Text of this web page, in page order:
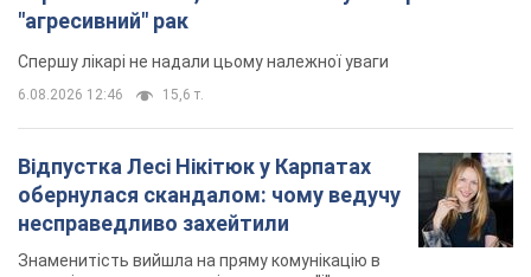
"агресивний" рак
Спершу лікарі не надали цьому належної уваги
6.08.2026 12:46 15,6 т.
Відпустка Лесі Нікітюк у Карпатах
обернулася скандалом: чому ведучу
несправедливо захейтили
Знаменитість вийшла на пряму комунікацію в